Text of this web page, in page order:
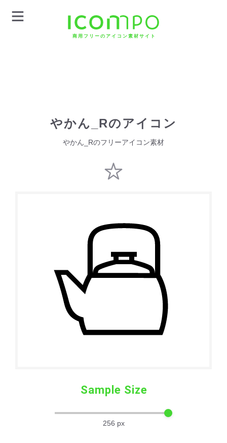
商用フリーのアイコン素材サイト
やかん_Rのアイコン
やかん_Rのフリーアイコン素材
Sample Size
256 px